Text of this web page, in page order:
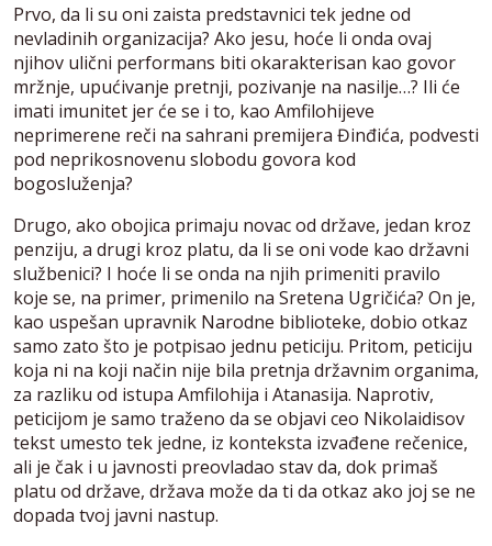
Prvo, da li su oni zaista predstavnici tek jedne od
nevladinih organizacija? Ako jesu, hoće li onda ovaj
njihov ulični performans biti okarakterisan kao govor
mržnje, upućivanje pretnji, pozivanje na nasilje…? Ili će
imati imunitet jer će se i to, kao Amfilohijeve
neprimerene reči na sahrani premijera Đinđića, podvesti
pod neprikosnovenu slobodu govora kod
bogosluženja?
Drugo, ako obojica primaju novac od države, jedan kroz
penziju, a drugi kroz platu, da li se oni vode kao državni
službenici? I hoće li se onda na njih primeniti pravilo
koje se, na primer, primenilo na Sretena Ugričića? On je,
kao uspešan upravnik Narodne biblioteke, dobio otkaz
samo zato što je potpisao jednu peticiju. Pritom, peticiju
koja ni na koji način nije bila pretnja državnim organima,
za razliku od istupa Amfilohija i Atanasija. Naprotiv,
peticijom je samo traženo da se objavi ceo Nikolaidisov
tekst umesto tek jedne, iz konteksta izvađene rečenice,
ali je čak i u javnosti preovladao stav da, dok primaš
platu od države, država može da ti da otkaz ako joj se ne
dopada tvoj javni nastup.